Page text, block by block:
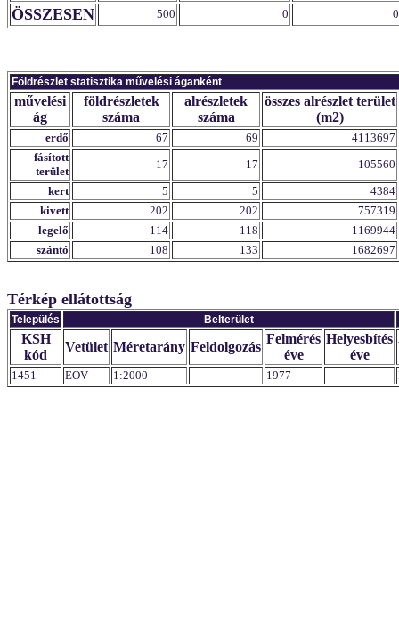
ÖSSZESEN 500 0 0
Földrészlet statisztika művelési áganként
művelési
ág
földrészletek
száma
alrészletek
száma
összes alrészlet terület
(m2)
erdő 67 69
4113697
fásított
terület
17 17
105560
kert
5 5
4384
kivett
202 202
757319
legelő
114 118
1169944
szántó
108 133 1682697
Térkép ellátottság
Település Belterület
KSH
kód
Vetület Méretarány Feldolgozás
Felmérés
éve
Helyesbítés
éve
1451 EOV 1:2000 - 1977 -